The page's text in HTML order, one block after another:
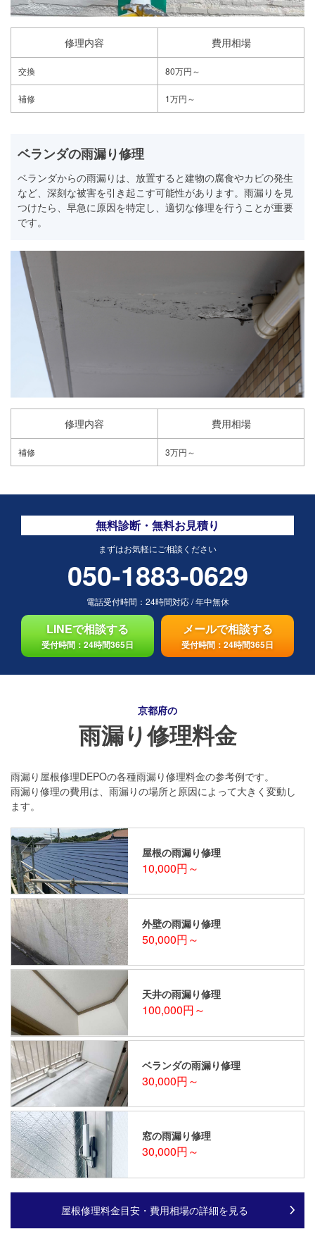
修理内容 費用相場
交換 80万円～
補修 1万円～
ベランダの雨漏り修理
ベランダからの雨漏りは、放置すると建物の腐食やカビの発生
など、深刻な被害を引き起こす可能性があります。雨漏りを見
つけたら、早急に原因を特定し、適切な修理を行うことが重要
です。
修理内容 費用相場
補修 3万円～
無料診断・無料お見積り
まずはお気軽にご相談ください
050-1883-0629
電話受付時間： 24時間対応/年中無休
LINEで相談する
受付時間：24時間365日
メールで相談する
受付時間：24時間365日
京都府の
雨漏り修理料金
雨漏り屋根修理DEPOの各種雨漏り修理料金の参考例です。
雨漏り修理の費用は、雨漏りの場所と原因によって大きく変動し
ます。
屋根の雨漏り修理
10,000円～
外壁の雨漏り修理
50,000円～
天井の雨漏り修理
100,000円～
ベランダの雨漏り修理
30,000円～
窓の雨漏り修理
30,000円～
屋根修理料金目安・費用相場の詳細を見る